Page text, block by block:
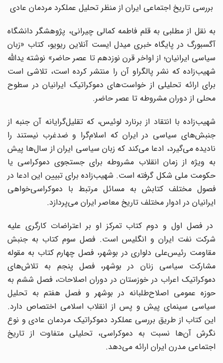
بررسی تاریخ اجتماعی ایران از منظر تحلیل عملکرد مردمان عادی
به نقل از مطلبی به قلم فاطمه کمالی چیرانی، پژوهشگر دانشگاه
آگسبورگ در پایگاه خبری میدل‌ ایست آنلاین ریویو، کتاب «زبان
سیاسی ایرانیان؛ از اواخر قرن نوزدهم تا عصر حاضر» نوشته یدالله
شهیب‌زاده که نشر پالگراو آن را منتشر کرده است، تلاشی است
برای ارائه تحلیلی از خواست‌های دموکراتیک ایرانیان در سطوح
محلی از دوران مشروطه تا عصر حاضر.
شهیب‌زاده با انتقاد از برنارد لوئیس، که تقلیل‌گرایانه آن جنبه از
جنبش‌های سیاسی در ایران که اسلام‌گرا و ضدغرب نیستند را
نادیده می‌گیرد، ادعا می‌کند که زبان سیاسی ایران از سال‌ها پیش
به ویژه از زمان انقلاب مشروطه برای جستجوی دموکراسی یا
حکومت ملی شکل گرفته است. شهیب‌زاده برای تبیین این ادعا در
فصول مختلف کتابش به مسائل مرتبط با دموکراسی‌خواهی
ایرانیان در ادوار مختلف تاریخ معاصر ایران می‌پردازد.
در فصل اول و دوم کتاب تمرکز او بر اعتراضات کارگری علیه
شرکت نفت ایران و انگلیس است. فصل سوم کتاب به جنبش
مقاومت رئیس‌علی دلواری در بوشهر، فصل چهارم کتاب به مقوله
مشارکت سیاسی زنان در بوشهر، فصل پنجم به تلاش‌‎های
دموکراتیک اعراب در خوزستان در دوران اصلاحات، فصل ششم به
حوزه عمومی اصلاح‌طلبانه در بوشهر و فصل هفتم به تحلیل
سیاسی سینمای پیش و پس از انقلاب اسلامی اختصاص دارد.
این کتاب از طریق بررسی عملکرد دموکراتیک مردمان عادی و نوع
نگرش آن‌ها نسبت به دموکراسی، تحلیلی متفاوت از تاریخ
اجتماعی مدرن ایران ارائه می‌دهد.